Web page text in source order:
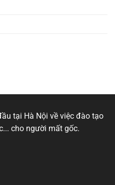
tại Hà Nội về việc đào tạo
cho người mất gốc.